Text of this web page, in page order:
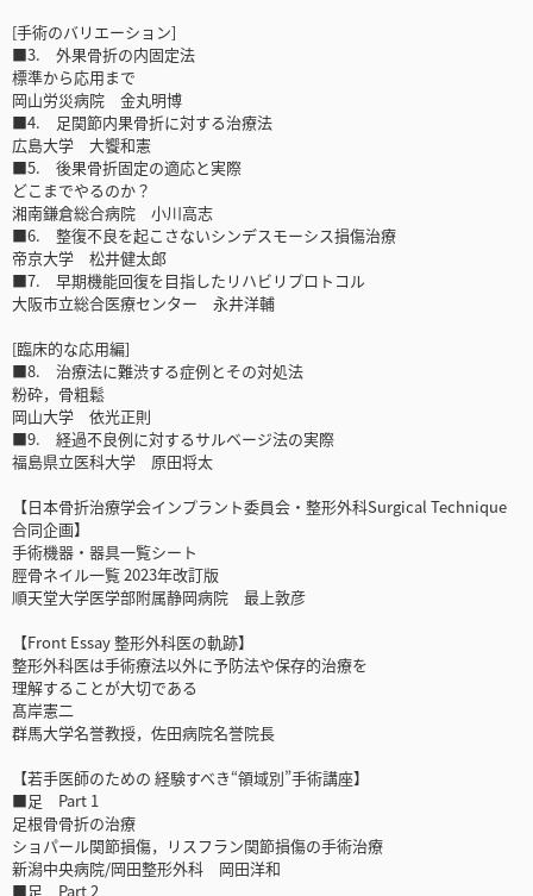
[手術のバリエーション]
■3. 外果骨折の内固定法
標準から応用まで
岡山労災病院 金丸明博
■4. 足関節内果骨折に対する治療法
広島大学 大饗和憲
■5. 後果骨折固定の適応と実際
どこまでやるのか？
湘南鎌倉総合病院 小川高志
■6. 整復不良を起こさないシンデスモーシス損傷治療
帝京大学 松井健太郎
■7. 早期機能回復を目指したリハビリプロトコル
大阪市立総合医療センター 永井洋輔
[臨床的な応用編]
■8. 治療法に難渋する症例とその対処法
粉砕，骨粗鬆
岡山大学 依光正則
■9. 経過不良例に対するサルベージ法の実際
福島県立医科大学 原田将太
【日本骨折治療学会インプラント委員会・整形外科Surgical Technique
合同企画】
手術機器・器具一覧シート
脛骨ネイル一覧 2023年改訂版
順天堂大学医学部附属静岡病院 最上敦彦
【Front Essay 整形外科医の軌跡】
整形外科医は手術療法以外に予防法や保存的治療を
理解することが大切である
髙岸憲二
群馬大学名誉教授，佐田病院名誉院長
【若手医師のための 経験すべき“領域別”手術講座】
■足 Part 1
足根骨骨折の治療
ショパール関節損傷，リスフラン関節損傷の手術治療
新潟中央病院/岡田整形外科 岡田洋和
■足 Part 2